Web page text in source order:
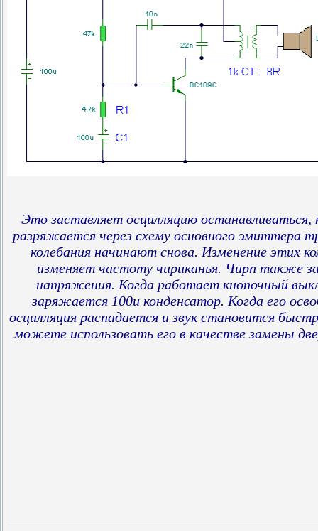
Это заставляет осцилляцию останавливаться,
разряжается через схему основного эмиттера
колебания начинают снова. Изменение этих
изменяет частоту чириканья. Чирп также
напряжения. Когда работает кнопочный
заряжается 100u конденсатор. Когда его
осцилляция распадается и звук становится
можете использовать его в качестве замены